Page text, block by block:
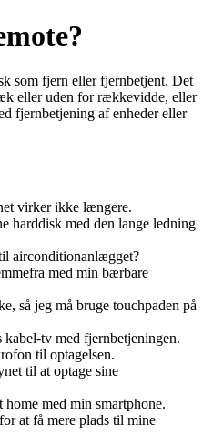
som fjern eller fjernbetjent. Det
eller uden for rækkevidde, eller
fjernbetjening af enheder eller
virker ikke længere.
harddisk med den lange ledning
airconditionanlægget?
med min bærbare
så jeg må bruge touchpaden på
tv med fjernbetjeningen.
til optagelsen.
til at optage sine
home med min smartphone.
at få mere plads til mine